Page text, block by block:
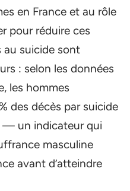
en France et au rôle
pour réduire ces
au suicide sont
: selon les données
les hommes
des décès par suicide
— un indicateur qui
masculine
avant d’atteindre